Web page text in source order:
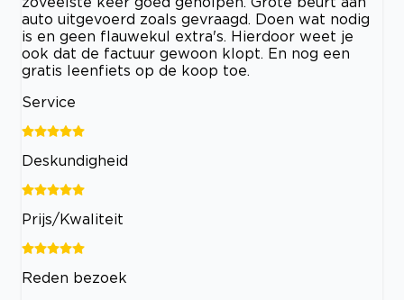
auto uitgevoerd zoals gevraagd. Doen wat nodig
is en geen flauwekul extra's. Hierdoor weet je
ook dat de factuur gewoon klopt. En nog een
gratis leenfiets op de koop toe.
Service
Deskundigheid
Prijs/Kwaliteit
Reden bezoek